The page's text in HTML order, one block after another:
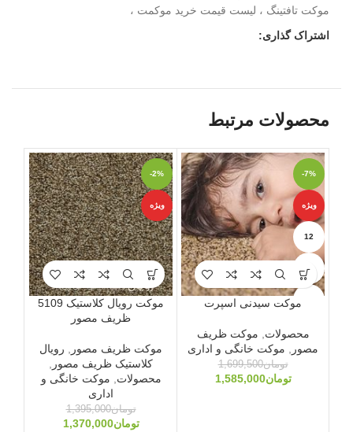
موکت تافتینگ ، لیست قیمت خرید موکمت ،
اشتراک گذاری:
محصولات مرتبط
-7%
ویژه
12
6
موکت سیدنی اسپرت
محصولات
موکت ظریف
مصور
موکت خانگی و اداری
تومان1,699,500
تومان1,585,000
-2%
ویژه
موکت رویال کلاستیک 5109
ظریف مصور
موکت ظریف مصور
رویال
کلاستیک ظریف مصور
محصولات
موکت خانگی و
اداری
تومان1,395,000
تومان1,370,000